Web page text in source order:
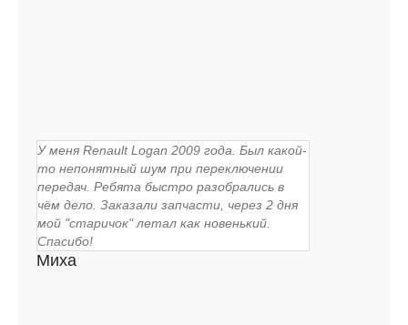
У меня Renault Logan 2009 года. Был какой-
то непонятный шум при переключении
передач. Ребята быстро разобрались в
чём дело. Заказали запчасти, через 2 дня
мой "старичок" летал как новенький.
Спасибо!
Миха